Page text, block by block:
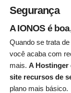
Segurança
A IONOS é
Quando se trata
você acaba com
mais. A Hostinger
site recursos de
plano mais básico.